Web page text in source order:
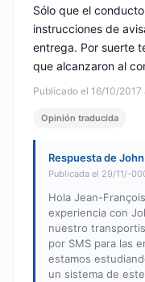
Publicado el 16/10/2017
Sólo que el
instrucciones de
entrega. Por suerte
que alcanzaron al
Opinión traducida
Respuesta de
Publicada el 29/11/-
Hola Jean-
experiencia con
nuestro
por SMS para las
estamos
un sistema de